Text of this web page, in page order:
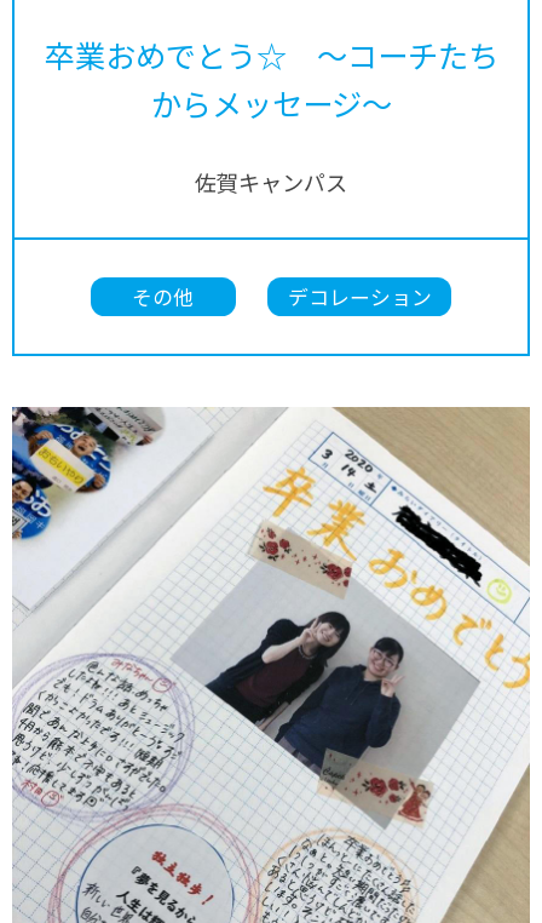
卒業おめでとう☆ ～コーチたち
からメッセージ～
佐賀キャンパス
その他 デコレーション